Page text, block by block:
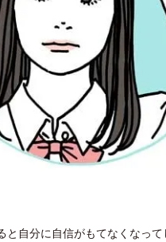
と自分に自信がもてなくなっ